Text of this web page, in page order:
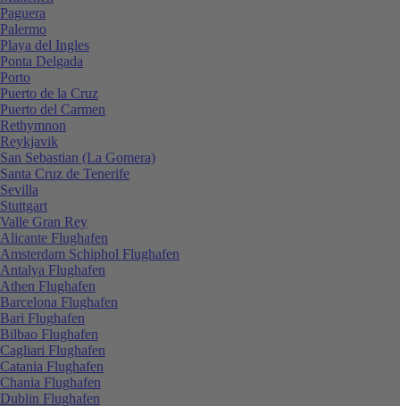
Paguera
Palermo
Playa del Ingles
Ponta Delgada
Porto
Puerto de la Cruz
Puerto del Carmen
Rethymnon
Reykjavik
San Sebastian (La Gomera)
Santa Cruz de Tenerife
Sevilla
Stuttgart
Valle Gran Rey
Alicante Flughafen
Amsterdam Schiphol Flughafen
Antalya Flughafen
Athen Flughafen
Barcelona Flughafen
Bari Flughafen
Bilbao Flughafen
Cagliari Flughafen
Catania Flughafen
Chania Flughafen
Dublin Flughafen